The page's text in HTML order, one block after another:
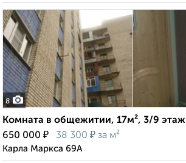
8
Комната в общежитии, 17м², 3/9 этаж
650 000 ₽ 38 300 ₽ за м²
Карла Маркса 69А